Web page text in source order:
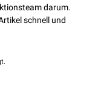
darum.
schnell und